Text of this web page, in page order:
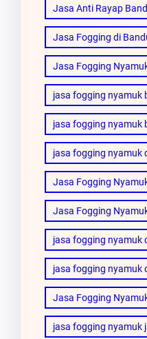
Jasa Anti Rayap
Jasa Fogging di
Jasa Fogging
jasa fogging nyamuk
jasa fogging nyamuk
jasa fogging nyamuk
Jasa Fogging
Jasa Fogging
jasa fogging nyamuk
jasa fogging nyamuk
Jasa Fogging
jasa fogging nyamuk